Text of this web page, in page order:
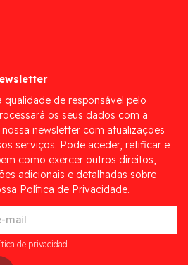
qualidade de responsável pelo
os seus dados com a
newsletter com atualizações
serviços. Pode aceder, retificar e
como exercer outros direitos,
adicionais e detalhadas sobre
Política de Privacidade.
de privacidad